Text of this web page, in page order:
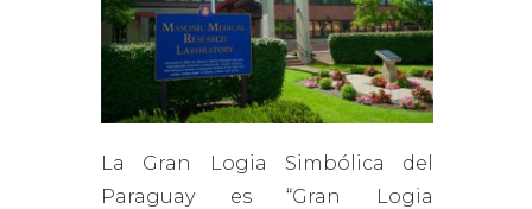
La Gran Logia Simbólica del
Paraguay es “Gran Logia